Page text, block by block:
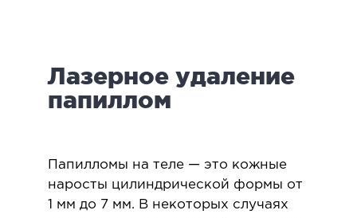
ХИРУРГИЯ
Лазерное удаление
папиллом
Папилломы на теле — это кожные
наросты цилиндрической формы от
1 мм до 7 мм. В некоторых случаях